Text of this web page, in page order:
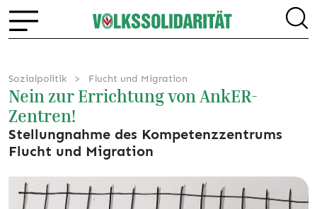
Sozialpolitik Flucht und Migration
Nein zur Errichtung von AnkER-
Zentren!
Stellungnahme des Kompetenzzentrums
Flucht und Migration